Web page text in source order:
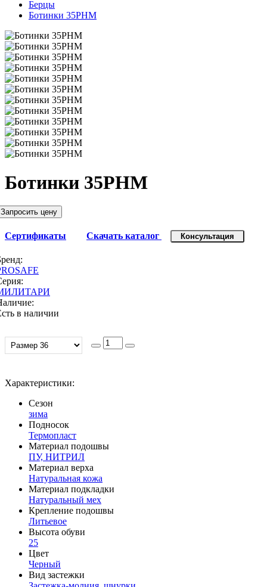
Берцы
Ботинки 35РНМ
Ботинки 35РНМ
Запросить цену
Сертификаты Скачать каталог Консультация
в наличии
Характеристики:
Сезон
зима
Подносок
Термопласт
Материал подошвы
ПУ, НИТРИЛ
Материал верха
Натуральная кожа
Материал подкладки
Натуральный мех
Крепление подошвы
Литьевое
Высота обуви
25
Цвет
Черный
Вид застежки